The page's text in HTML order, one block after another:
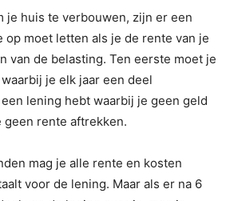
je huis te verbouwen, zijn er een
op moet letten als je de rente van je
van de belasting. Ten eerste moet je
je elk jaar een deel
lening hebt waarbij je geen geld
rente aftrekken.
mag je alle rente en kosten
voor de lening. Maar als er na 6